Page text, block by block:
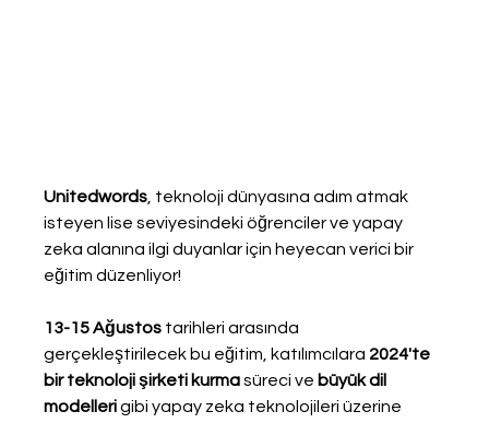
Unitedwords, teknoloji dünyasına adım atmak
isteyen lise seviyesindeki öğrenciler ve yapay
zeka alanına ilgi duyanlar için heyecan verici bir
eğitim düzenliyor!
13-15 Ağustos tarihleri arasında
gerçekleştirilecek bu eğitim, katılımcılara 2024'te
bir teknoloji şirketi kurma süreci ve büyük dil
modelleri gibi yapay zeka teknolojileri üzerine